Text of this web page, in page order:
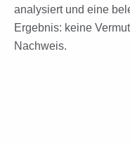
analysiert und eine
Ergebnis: keine
Nachweis.